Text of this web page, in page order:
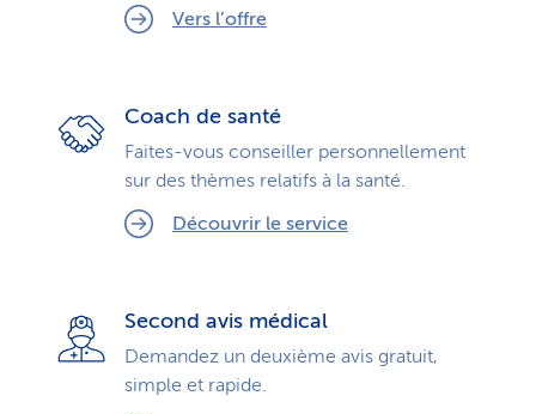
Vers l’offre
Coach de santé
Faites-vous conseiller personnellement
sur des thèmes relatifs à la santé.
Découvrir le service
Second avis médical
Demandez un deuxième avis gratuit,
simple et rapide.